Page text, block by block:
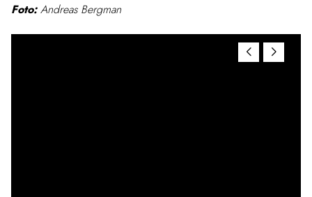
Foto:Andreas Bergman